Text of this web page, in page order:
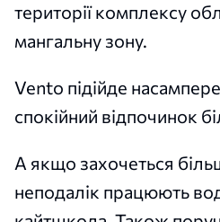
території комплексу
мангальну зону.
Vento підійде
спокійний відпочинок
А якщо захочеться
неподалік працюють